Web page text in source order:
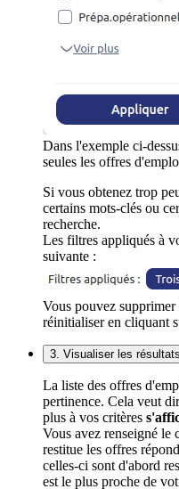
Dans l'exemple ci-
seules les offres
Si vous obtenez trop
certains mots-clés ou
recherche.
Les filtres appliqués à
suivante :
Vous pouvez
réinitialiser en cliquant
3. Visualiser les
La liste des offres
pertinence. Cela veut
plus à vos critères
Vous avez renseigné
restitue les offres
celles-ci sont d'abord
est le plus proche de